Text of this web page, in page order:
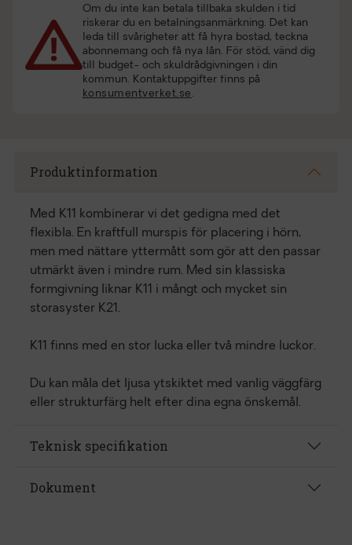
Om du inte kan betala tillbaka skulden i tid
riskerar du en betalningsanmärkning. Det kan
leda till svårigheter att få hyra bostad, teckna
abonnemang och få nya lån. För stöd, vänd dig
till budget- och skuldrådgivningen i din
kommun. Kontaktuppgifter finns på
konsumentverket.se .
Produktinformation
Med K11 kombinerar vi det gedigna med det
flexibla. En kraftfull murspis för placering i hörn,
men med nättare yttermått som gör att den passar
utmärkt även i mindre rum. Med sin klassiska
formgivning liknar K11 i mångt och mycket sin
storasyster K21.
K11 finns med en stor lucka eller två mindre luckor.
Du kan måla det ljusa ytskiktet med vanlig väggfärg
eller strukturfärg helt efter dina egna önskemål.
Teknisk specifikation
Dokument